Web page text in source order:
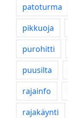
patoturma
pikkuoja
purohitti
puusilta
rajainfo
rajakäynti